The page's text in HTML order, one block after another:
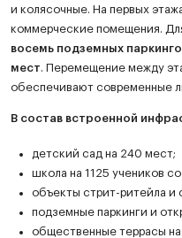
и колясочные. На первых
коммерческие помещения.
восемь подземных
мест . Перемещение между
обеспечивают современные
В состав встроенной
детский сад на 240 мест;
школа на 1125 учеников
объекты стрит-ритейла и
подземные паркинги и
общественные террасы на